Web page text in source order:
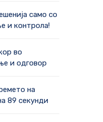
само со
и контрола!
во
и одговор
на
89 секунди